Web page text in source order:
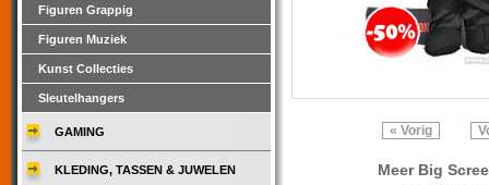
« Vorig
Meer Big
Figuren Grappig
Figuren Muziek
Kunst Collecties
Sleutelhangers
GAMING
KLEDING, TASSEN & JUWELEN